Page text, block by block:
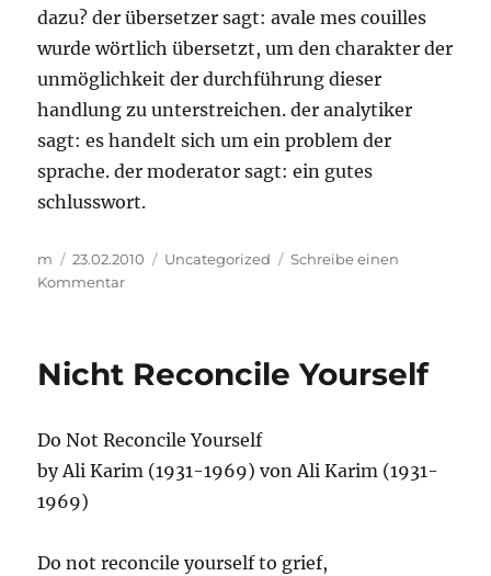
dazu? der übersetzer sagt: avale mes couilles
wurde wörtlich übersetzt, um den charakter der
unmöglichkeit der durchführung dieser
handlung zu unterstreichen. der analytiker
sagt: es handelt sich um ein problem der
sprache. der moderator sagt: ein gutes
schlusswort.
Autor
m
Veröffentlicht
am
23.02.2010 Kategorien
Uncategorized
Schreibe einen
Kommentarzu
analytiker
…
Nicht Reconcile Yourself
Do Not Reconcile Yourself
by Ali Karim (1931-1969) von Ali Karim (1931-
1969)
Do not reconcile yourself to grief,